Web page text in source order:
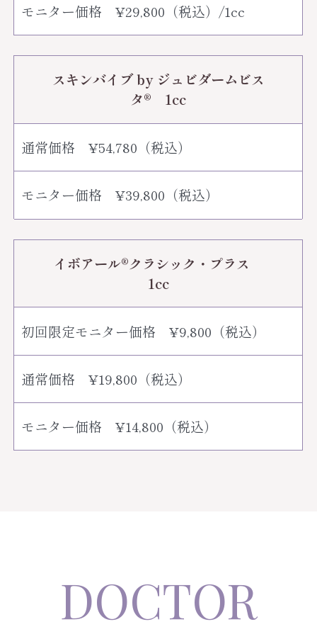
モニター価格 ¥29,800（税込）/1cc
スキンバイブ by ジュビダームビス
タ® 1cc
通常価格 ¥54,780（税込）
モニター価格 ¥39,800（税込）
イボアール®︎クラシック・プラス
1cc
初回限定モニター価格 ¥9,800（税込）
通常価格 ¥19,800（税込）
モニター価格 ¥14,800（税込）
DOCTOR